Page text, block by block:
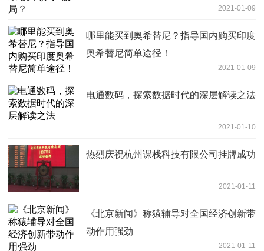
2021-01-09
哪里能买到奥希替尼？指导国内购买印度
奥希替尼简单途径！
2021-01-09
电通数码，探索数据时代的深层解读之法
2021-01-10
热烈庆祝杭州课栈科技有限公司挂牌成功
2021-01-11
《北京新闻》称猿辅导对全国经济创新带
动作用强劲
2021-01-11